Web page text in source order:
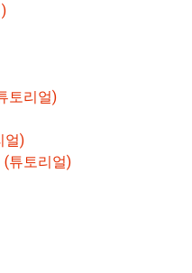
토리얼)
얼)
(튜토리얼)